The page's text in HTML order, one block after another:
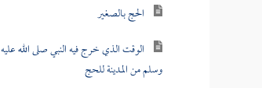
الحج بالصغير
الوقت الذي خرج فيه النبي صلى الله عليه
وسلم من المدينة للحج